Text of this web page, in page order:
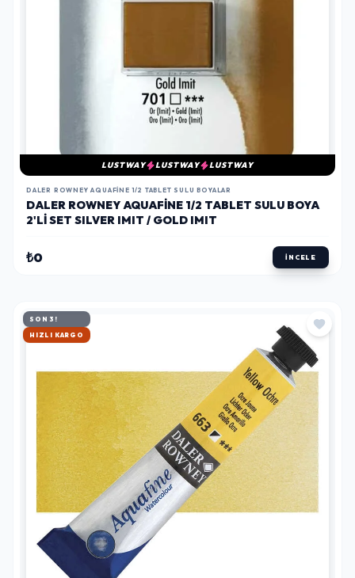
LUSTWAY LUSTWAY LUSTWAY
DALER ROWNEY AQUAFINE 1/2 TABLET SULU BOYALAR
DALER ROWNEY AQUAFINE 1/2 TABLET SULU BOYA
2'LI SET SILVER IMIT / GOLD IMIT
₺0 İNCELE
SON 3!
HIZLI KARGO